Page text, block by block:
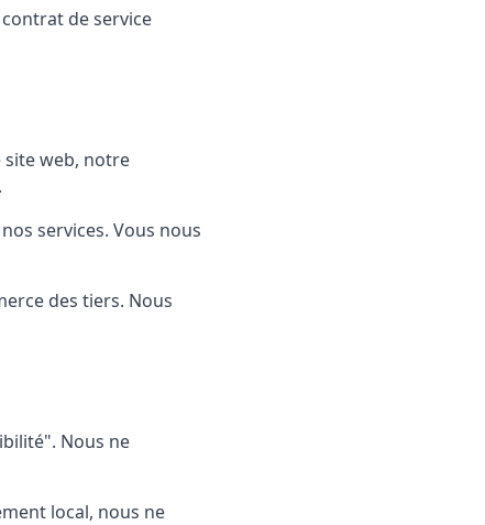
de service
site web, notre
services. Vous nous
des tiers. Nous
Nous ne
local, nous ne